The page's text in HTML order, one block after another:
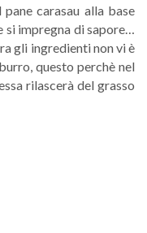
carasau alla base
impregna di sapore…
gli ingredienti non vi è
questo perchè nel
rilascerà del grasso